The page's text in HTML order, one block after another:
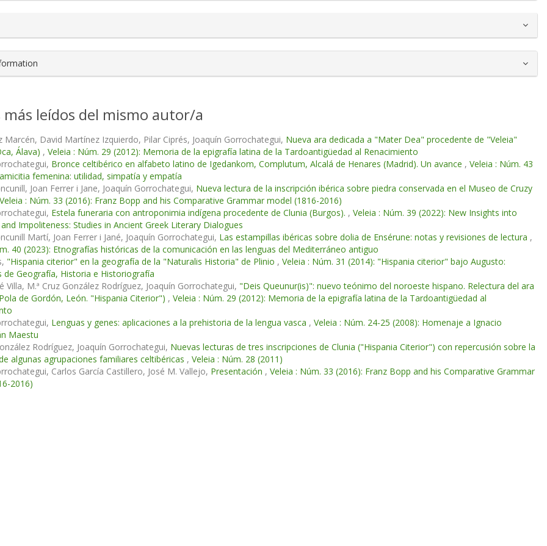
leídos del mismo autor/a
Marcén, David Martínez Izquierdo, Pilar Ciprés, Joaquín Gorrochategui, Nueva ara dedicada a "Mater Dea" procedente de "Veleia"
Álava) , Veleia : Núm. 29 (2012): Memoria de la epigrafía latina de la Tardoantigüedad al Renacimiento
Bronce celtibérico en alfabeto latino de Igedankom, Complutum, Alcalá de Henares (Madrid). Un avance , Veleia : Núm. 43
femenina: utilidad, simpatía y empatía
Joan Ferrer i Jane, Joaquín Gorrochategui, Nueva lectura de la inscripción ibérica sobre piedra conservada en el Museo de Cruzy
Veleia : Núm. 33 (2016): Franz Bopp and his Comparative Grammar model (1816-2016)
Estela funeraria con antroponimia indígena procedente de Clunia (Burgos). , Veleia : Núm. 39 (2022): New Insights into
Impoliteness: Studies in Ancient Greek Literary Dialogues
Martí, Joan Ferrer i Jané, Joaquín Gorrochategui, Las estampillas ibéricas sobre dolia de Ensérune: notas y revisiones de lectura ,
40 (2023): Etnografías históricas de la comunicación en las lenguas del Mediterráneo antiguo
"Hispania citerior" en la geografía de la "Naturalis Historia" de Plinio , Veleia : Núm. 31 (2014): "Hispania citerior" bajo Augusto:
de Geografía, Historia e Historiografía
Villa, M.ª Cruz González Rodríguez, Joaquín Gorrochategui, "Deis Queunur(is)": nuevo teónimo del noroeste hispano. Relectura del ara
de Gordón, León. "Hispania Citerior") , Veleia : Núm. 29 (2012): Memoria de la epigrafía latina de la Tardoantigüedad al
Lenguas y genes: aplicaciones a la prehistoria de la lengua vasca , Veleia : Núm. 24-25 (2008): Homenaje a Ignacio
Maestu
Rodríguez, Joaquín Gorrochategui, Nuevas lecturas de tres inscripciones de Clunia ("Hispania Citerior") con repercusión sobre la
algunas agrupaciones familiares celtibéricas , Veleia : Núm. 28 (2011)
Carlos García Castillero, José M. Vallejo, Presentación , Veleia : Núm. 33 (2016): Franz Bopp and his Comparative Grammar
2016)